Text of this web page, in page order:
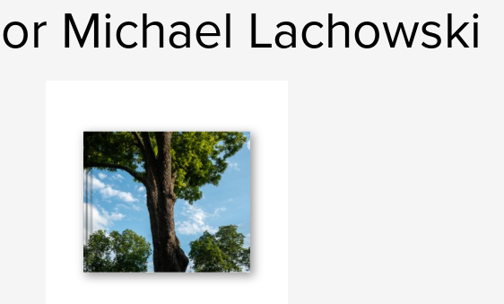
Michael Lachowski